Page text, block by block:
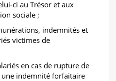
ci au Trésor et aux
sociale ;
indemnités et
victimes de
en cas de rupture de
une indemnité forfaitaire